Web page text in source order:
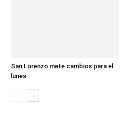
San Lorenzo mete cambios para el
lunes